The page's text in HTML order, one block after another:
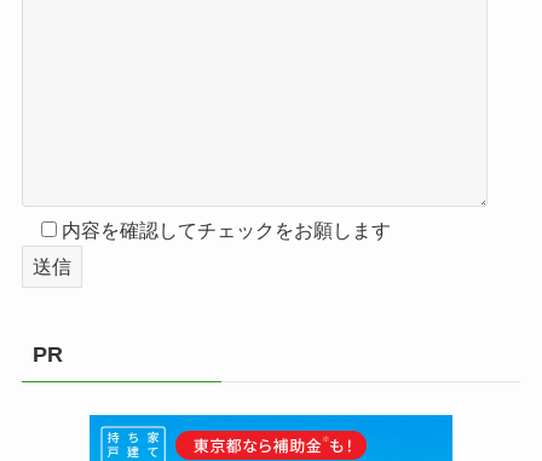
内容を確認してチェックをお願します
PR